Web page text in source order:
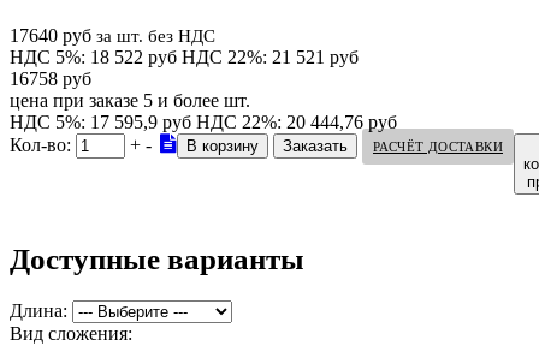
17640 руб за шт. без НДС
НДС 5%: 18 522 руб НДС 22%: 21 521 руб
16758 руб
цена при заказе 5 и более шт.
НДС 5%: 17 595,9 руб НДС 22%: 20 444,76 руб
Кол-во:
+ - РАСЧЁТ ДОСТАВКИ
Доступные варианты
Длина:
Вид сложения: